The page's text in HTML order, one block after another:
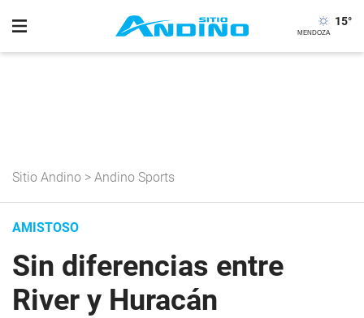
15°
Sitio Andino > Andino Sports
AMISTOSO
Sin diferencias entre
River y Huracán